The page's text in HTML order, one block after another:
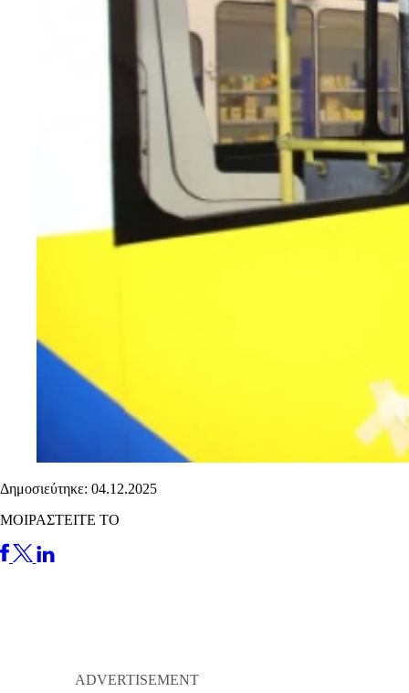
Δημοσιεύτηκε: 04.12.2025
ΜΟΙΡΑΣΤΕΙΤΕ ΤΟ